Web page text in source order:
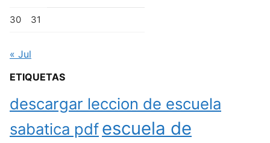
30 31
« Jul
ETIQUETAS
descargar leccion de escuela
sabatica pdfescuela de